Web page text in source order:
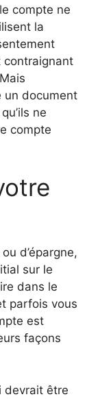
compte ne
la
contraignant
un document
ne
compte
d’épargne,
sur le
dans le
parfois vous
est
façons
devrait être